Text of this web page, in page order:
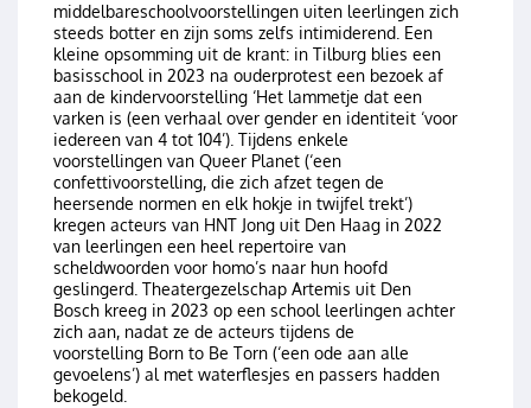
middelbareschoolvoorstellingen uiten leerlingen zich
steeds botter en zijn soms zelfs intimiderend. Een
kleine opsomming uit de krant: in Tilburg blies een
basisschool in 2023 na ouderprotest een bezoek af
aan de kindervoorstelling ‘Het lammetje dat een
varken is (een verhaal over gender en identiteit ‘voor
iedereen van 4 tot 104’). Tijdens enkele
voorstellingen van Queer Planet (‘een
confettivoorstelling, die zich afzet tegen de
heersende normen en elk hokje in twijfel trekt’)
kregen acteurs van HNT Jong uit Den Haag in 2022
van leerlingen een heel repertoire van
scheldwoorden voor homo’s naar hun hoofd
geslingerd. Theatergezelschap Artemis uit Den
Bosch kreeg in 2023 op een school leerlingen achter
zich aan, nadat ze de acteurs tijdens de
voorstelling Born to Be Torn (‘een ode aan alle
gevoelens’) al met waterflesjes en passers hadden
bekogeld.